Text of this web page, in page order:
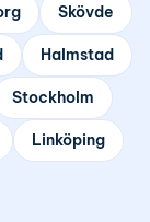
Skövde
Halmstad
Stockholm
Linköping